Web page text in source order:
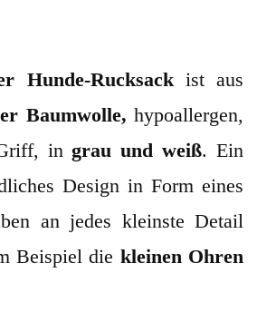
Hunde-Rucksack ist aus
Baumwolle, hypoallergen,
ingrau und weiß. Ein
Design in Form eines
an jedes kleinste Detail
Beispiel die kleinen Ohren